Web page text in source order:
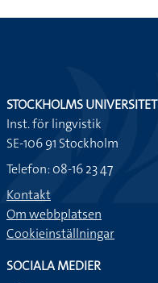
STOCKHOLMS UNIVERSITET
Inst. för lingvistik
SE-106 91 Stockholm
Telefon: 08-16 23 47
Kontakt
Om webbplatsen
Cookieinställningar
SOCIALA MEDIER